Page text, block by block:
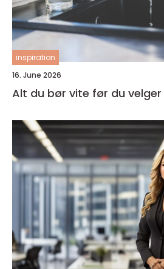
inspiration
16. June 2026
Alt du bør vite før du